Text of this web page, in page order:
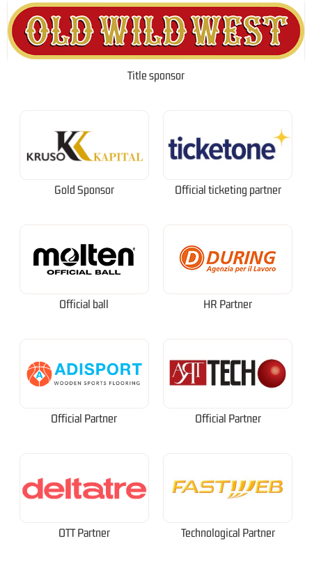
Title sponsor
Gold Sponsor Official ticketing partner
Official ball HR Partner
Official Partner Official Partner
OTT Partner Technological Partner